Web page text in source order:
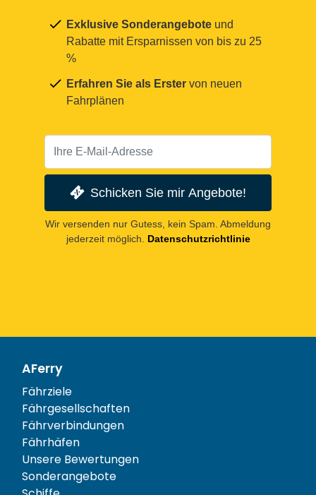
Exklusive Sonderangebote und
Rabatte mit Ersparnissen von bis zu 25
%
Erfahren Sie als Erster von neuen
Fahrplänen
Schicken Sie mir Angebote!
Wir versenden nur Gutess, kein Spam. Abmeldung
jederzeit möglich.
Datenschutzrichtlinie
AFerry
Fährziele
Fährgesellschaften
Fährverbindungen
Fährhäfen
Unsere Bewertungen
Sonderangebote